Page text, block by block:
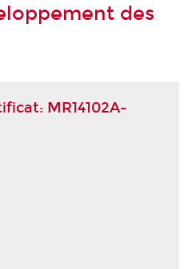
des
MR14102A-